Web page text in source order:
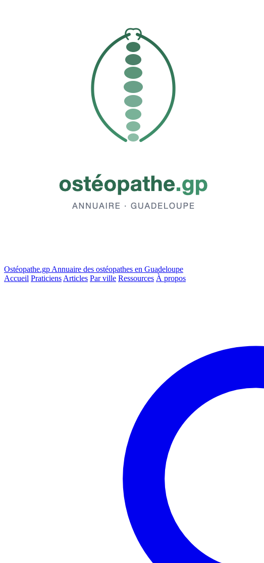
Ostéopathe.gp Annuaire des ostéopathes en Guadeloupe
Accueil Praticiens Articles Par ville Ressources À propos